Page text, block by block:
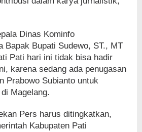
Dinas Kominfo
Bapak Bupati Sudewo, ST., MT
Pati hari ini tidak bisa hadir
karena sedang ada penugasan
Prabowo Subianto untuk
Magelang.
Pers harus ditingkatkan,
Kabupaten Pati